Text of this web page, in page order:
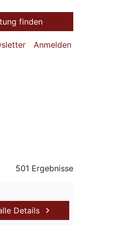
finden
Anmelden
501 Ergebnisse
Details